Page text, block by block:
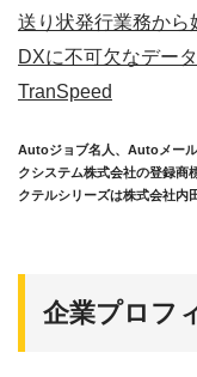
送り状発行業務から
DXに不可欠なデー
TranSpeed
Autoジョブ名人、Autoメー
クシステム株式会社の登録商
クテルシリーズは株式会社内
企業プロフ